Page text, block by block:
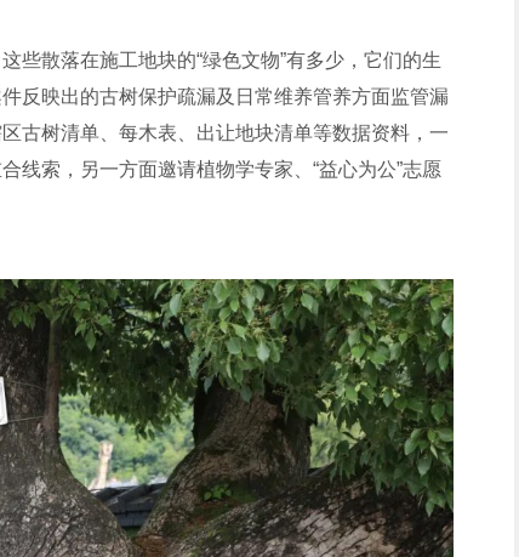
些散落在施工地块的“绿色文物”有多少，它们的生
反映出的古树保护疏漏及日常维养管养方面监管漏
古树清单、每木表、出让地块清单等数据资料，一
线索，另一方面邀请植物学专家、“益心为公”志愿